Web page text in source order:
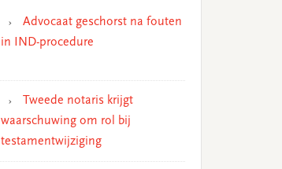
Advocaat geschorst na fouten
in IND-procedure
Tweede notaris krijgt
waarschuwing om rol bij
testamentwijziging